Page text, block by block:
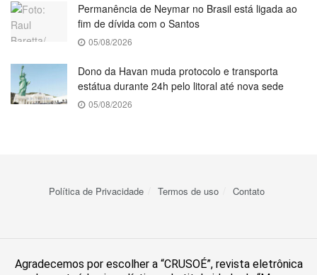
Permanência de Neymar no Brasil está ligada ao
fim de dívida com o Santos
05/08/2026
Dono da Havan muda protocolo e transporta
estátua durante 24h pelo litoral até nova sede
05/08/2026
Política de Privacidade Termos de uso Contato
Agradecemos por escolher a “CRUSOÉ”, revista eletrônica